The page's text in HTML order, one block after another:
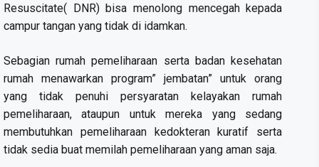
Resuscitate( DNR) bisa menolong mencegah kepada
campur tangan yang tidak di idamkan.
Sebagian rumah pemeliharaan serta badan kesehatan
rumah menawarkan program” jembatan” untuk orang
yang tidak penuhi persyaratan kelayakan rumah
pemeliharaan, ataupun untuk mereka yang sedang
membutuhkan pemeliharaan kedokteran kuratif serta
tidak sedia buat memilah pemeliharaan yang aman saja.